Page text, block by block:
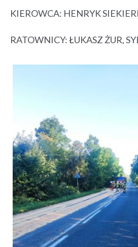
KIEROWCA: HENRYK
RATOWNICY: ŁUKASZ ŻUR,